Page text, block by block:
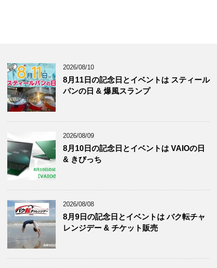
2026/08/10
8月11日の記念日とイベントは スティール
パンの日 & 爆風スランプ
2026/08/09
8月10日の記念日とイベントは VAIOの日
& きびっち
2026/08/08
8月9日の記念日とイベントは バク転チャ
レンジデー & チケット販売